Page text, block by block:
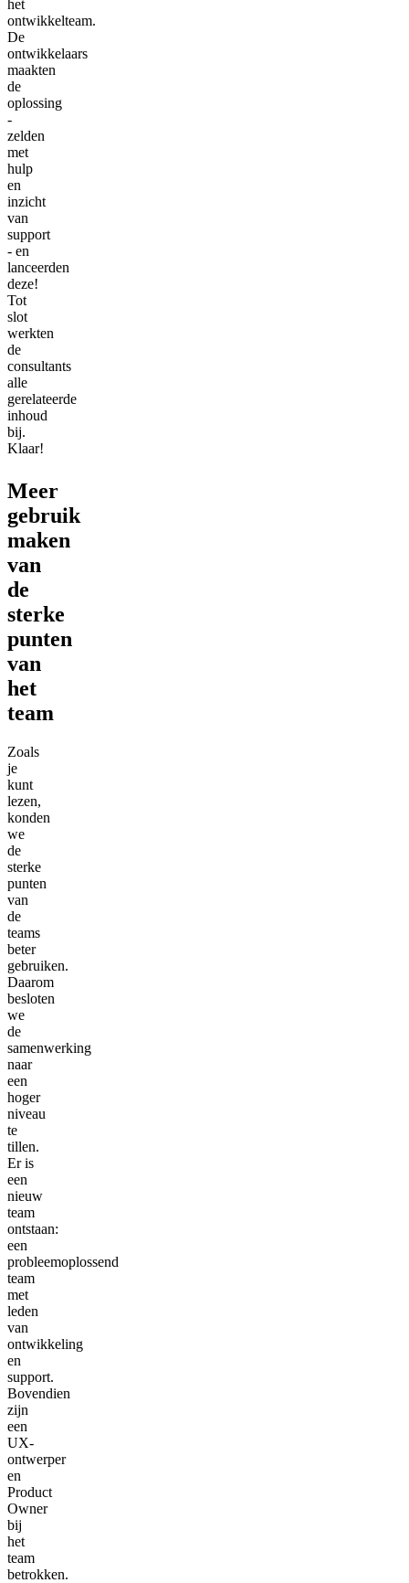
het
ontwikkelteam.
De
ontwikkelaars
maakten
de
oplossing
-
zelden
met
hulp
en
inzicht
van
support
- en
lanceerden
deze!
Tot
slot
werkten
de
consultants
alle
gerelateerde
inhoud
bij.
Klaar!
Meer
gebruik
maken
van
de
sterke
punten
van
het
team
Zoals
je
kunt
lezen,
konden
we
de
sterke
punten
van
de
teams
beter
gebruiken.
Daarom
besloten
we
de
samenwerking
naar
een
hoger
niveau
te
tillen.
Er is
een
nieuw
team
ontstaan:
een
probleemoplossend
team
met
leden
van
ontwikkeling
en
support.
Bovendien
zijn
een
UX-
ontwerper
en
Product
Owner
bij
het
team
betrokken.